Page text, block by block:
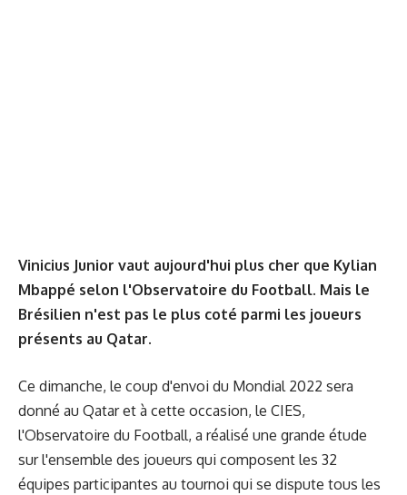
Vinicius Junior vaut aujourd'hui plus cher que Kylian
Mbappé selon l'Observatoire du Football. Mais le
Brésilien n'est pas le plus coté parmi les joueurs
présents au Qatar.
Ce dimanche, le coup d'envoi du Mondial 2022 sera
donné au Qatar et à cette occasion, le CIES,
l'Observatoire du Football, a réalisé une grande étude
sur l'ensemble des joueurs qui composent les 32
équipes participantes au tournoi qui se dispute tous les